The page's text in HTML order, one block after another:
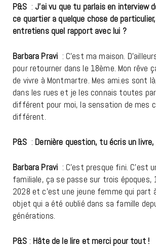
P&S : J’ai vu que tu parlais en interview
ce quartier a quelque chose de
entretiens quel rapport avec lui ?
Barbara Pravi : C’est ma maison.
pour retourner dans le 18ème. Mon rêve
de vivre à Montmartre. Mes ami.es sont
dans les rues et je les connais toutes par
différent pour moi, la sensation de mes
différent.
P&S : Dernière question, tu écris un
Barbara Pravi : C’est presque fini. C’est
familiale, ça se passe sur trois époques,
2028 et c’est une jeune femme qui part
objet qui a été oublié dans sa famille
générations.
P&S : Hâte de le lire et merci pour tout !